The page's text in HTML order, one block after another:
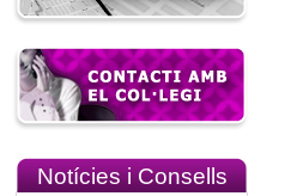
Notícies i Consells